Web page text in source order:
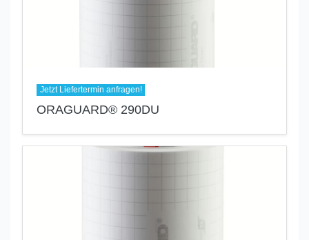
Jetzt Liefertermin anfragen!
ORAGUARD® 290DU